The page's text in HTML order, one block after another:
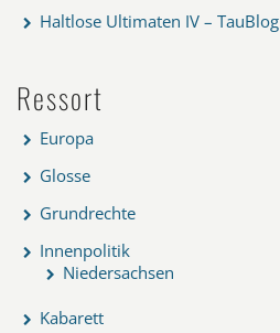
Haltlose Ultimaten IV – TauBlog
Ressort
Europa
Glosse
Grundrechte
Innenpolitik
Niedersachsen
Kabarett